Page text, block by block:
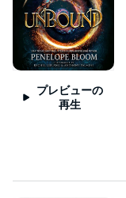
プレビューの
再生